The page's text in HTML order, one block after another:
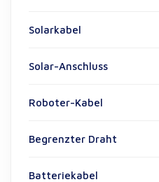
Solarkabel
Solar-Anschluss
Roboter-Kabel
Begrenzter Draht
Batteriekabel